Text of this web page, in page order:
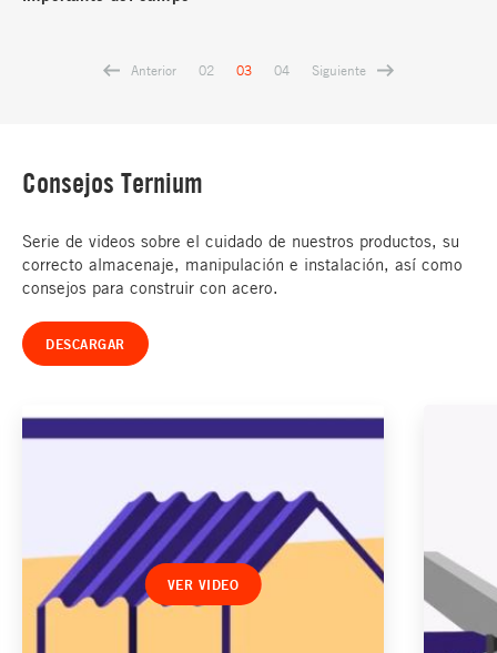
Anterior 02 03 04 Siguiente
Consejos Ternium
Serie de videos sobre el cuidado de nuestros productos, su
correcto almacenaje, manipulación e instalación, así como
consejos para construir con acero.
DESCARGAR
VER VIDEO